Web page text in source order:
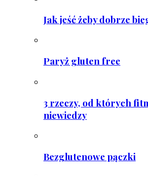
Jak jeść żeby dobrze
Paryż gluten free
3 rzeczy, od których
niewiedzy
Bezglutenowe pączki